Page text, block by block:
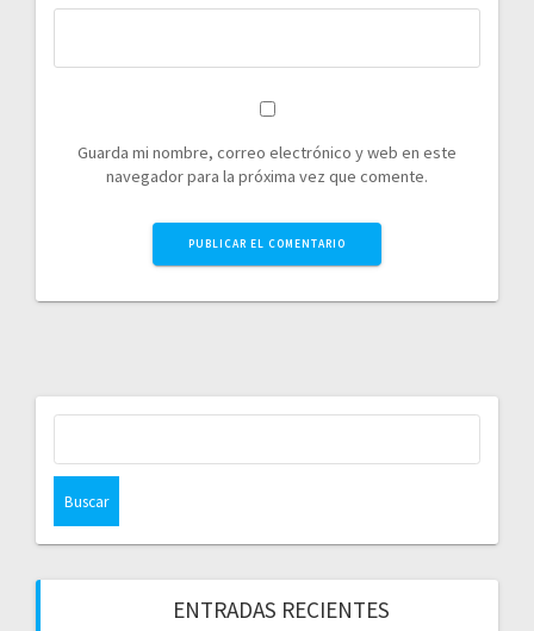
Guarda mi nombre, correo electrónico y web en este
navegador para la próxima vez que comente.
ENTRADAS RECIENTES